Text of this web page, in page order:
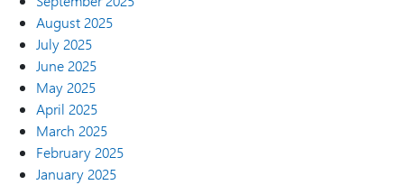
August 2025
July 2025
June 2025
May 2025
April 2025
March 2025
February 2025
January 2025